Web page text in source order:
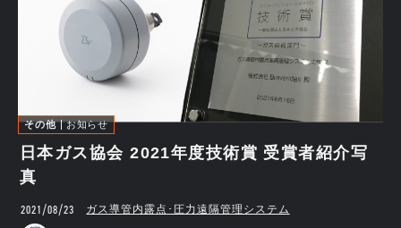
その他 お知らせ
日本ガス協会 2021年度技術賞 受賞者紹介写
真
2021/08/23 ガス導管内露点･圧力遠隔管理システム